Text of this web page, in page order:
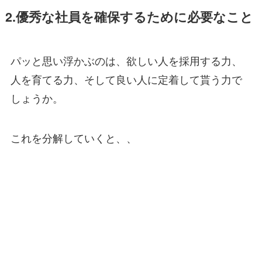
2.優秀な社員を確保するために必要なこと
パッと思い浮かぶのは、欲しい人を採用する力、
人を育てる力、そして良い人に定着して貰う力で
しょうか。
これを分解していくと、、